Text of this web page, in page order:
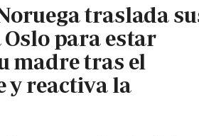
traslada
para estar
madre tras el
y reactiva la